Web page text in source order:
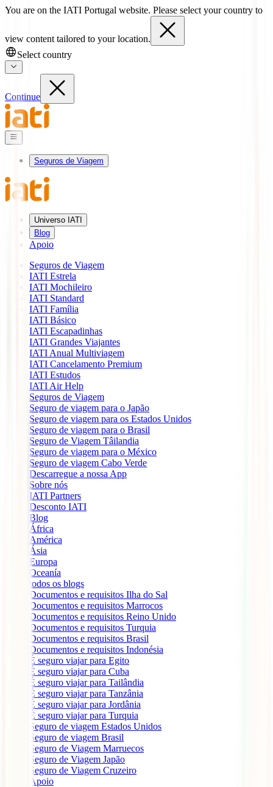
You are on the IATI Portugal website. Please select your country to
view content tailored to your location.
Select country
Continue
Seguros de Viagem
Universo IATI
Blog
Apoio
Seguros de Viagem
IATI Estrela
IATI Mochileiro
IATI Standard
IATI Família
IATI Básico
IATI Escapadinhas
IATI Grandes Viajantes
IATI Anual Multiviagem
IATI Cancelamento Premium
IATI Estudos
IATI Air Help
Seguros de Viagem
Seguro de viagem para o Japão
Seguro de viagem para os Estados Unidos
Seguro de viagem para o Brasil
Seguro de Viagem Tâilandia
Seguro de viagem para o México
Seguro de viagem Cabo Verde
Descarregue a nossa App
Sobre nós
IATI Partners
Desconto IATI
Blog
África
América
Ásia
Europa
Oceanía
todos os blogs
Documentos e requisitos Ilha do Sal
Documentos e requisitos Marrocos
Documentos e requisitos Reino Unido
Documentos e requisitos Turquia
Documentos e requisitos Brasil
Documentos e requisitos Indonésia
É seguro viajar para Egito
É seguro viajar para Cuba
É seguro viajar para Tailândia
É seguro viajar para Tanzânia
É seguro viajar para Jordânia
É seguro viajar para Turquia
Seguro de viagem Estados Unidos
Seguro de viagem Brasil
Seguro de Viagem Marruecos
Seguro de Viagem Japão
Seguro de Viagem Cruzeiro
Apoio